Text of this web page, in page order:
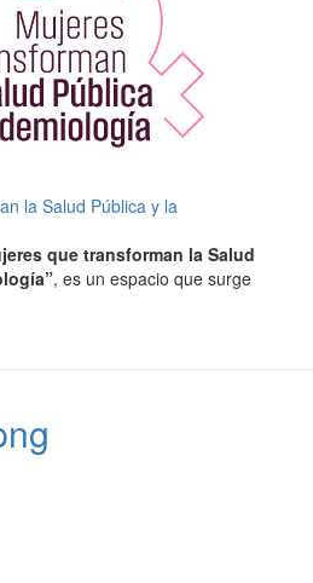
la Salud Pública y la
que transforman la Salud
, es un espacio que surge